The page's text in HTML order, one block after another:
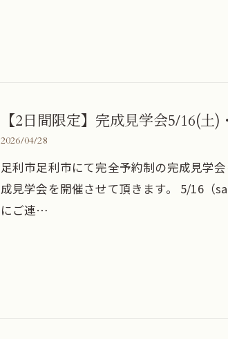
【2日間限定】完成見学会5/16(土)
2026/04/28
足利市足利市にて完全予約制の完成見学
成見学会を開催させて頂きます。 5/16（
にご連…